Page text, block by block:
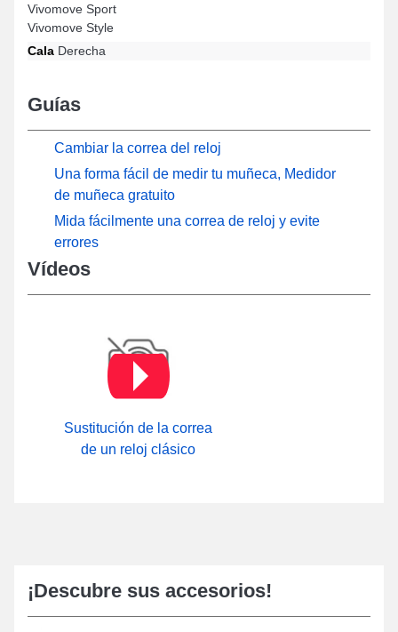
Vivomove Sport
Vivomove Style
Cala Derecha
Guías
Cambiar la correa del reloj
Una forma fácil de medir tu muñeca, Medidor
de muñeca gratuito
Mida fácilmente una correa de reloj y evite
errores
Vídeos
Sustitución de la correa
de un reloj clásico
¡Descubre sus accesorios!